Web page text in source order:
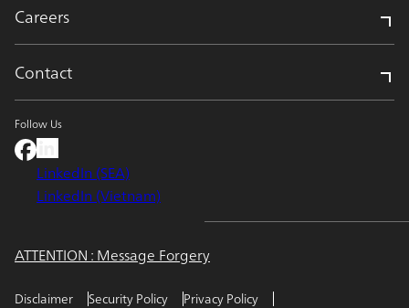
Careers
Contact
Follow Us
LinkedIn (SEA)
LinkedIn (Vietnam)
ATTENTION : Message Forgery
Disclaimer Security Policy
Privacy Policy